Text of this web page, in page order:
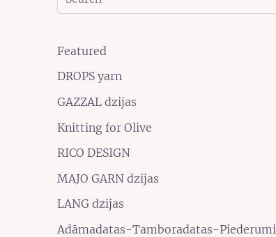
Featured
DROPS yarn
GAZZAL dzijas
Knitting for Olive
RICO DESIGN
MAJO GARN dzijas
LANG dzijas
Adāmadatas-Tamboradatas-Piederumi